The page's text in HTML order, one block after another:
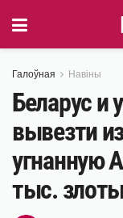
Галоўная Навіны
Беларус и
вывезти
угнанную
тыс.